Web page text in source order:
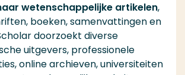
wetenschappelijke artikelen,
boeken, samenvattingen en
doorzoekt diverse
uitgevers, professionele
online archieven, universiteiten